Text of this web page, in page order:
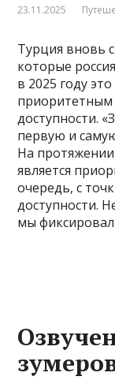
23.11.2025
Турция вновь
которые
в 2025 году
приоритетным
доступности.
первую и
На
является
очередь, с
доступности.
мы